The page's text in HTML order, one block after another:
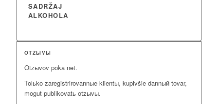
SADRŽAJ
ALKOHOLA
OTZЫVЫ
Otzыvov poka net.
Tolьko zaregistrirovannыe klientы, kupivšie dannый tovar,
mogut publikovatь otzыvы.